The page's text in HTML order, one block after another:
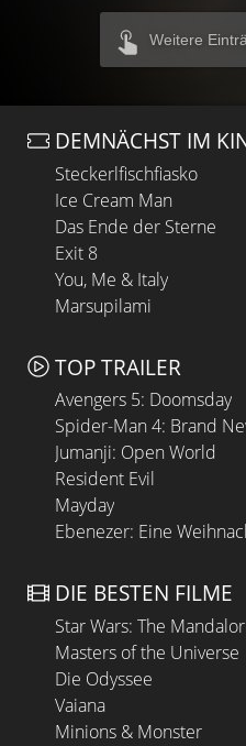
Weitere
DEMNÄCHST IM
Steckerlfischfiasko
Ice Cream Man
Das Ende der Sterne
Exit 8
You, Me & Italy
Marsupilami
TOP TRAILER
Avengers 5: Doomsday
Spider-Man 4: Brand
Jumanji: Open World
Resident Evil
Mayday
Ebenezer: Eine
DIE BESTEN FILME
Star Wars: The
Masters of the Universe
Die Odyssee
Vaiana
Minions & Monster